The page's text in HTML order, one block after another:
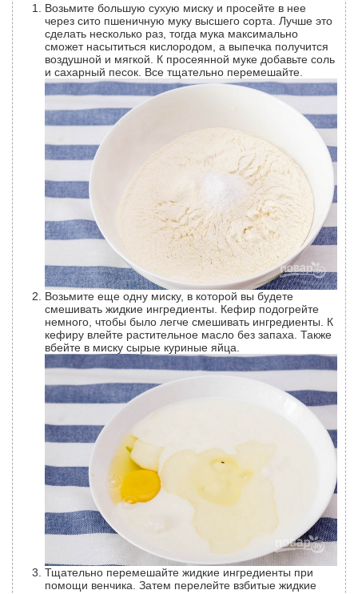
Возьмите большую сухую миску и просейте в нее
через сито пшеничную муку высшего сорта. Лучше это
сделать несколько раз, тогда мука максимально
сможет насытиться кислородом, а выпечка получится
воздушной и мягкой. К просеянной муке добавьте соль
и сахарный песок. Все тщательно перемешайте.
Возьмите еще одну миску, в которой вы будете
смешивать жидкие ингредиенты. Кефир подогрейте
немного, чтобы было легче смешивать ингредиенты. К
кефиру влейте растительное масло без запаха. Также
вбейте в миску сырые куриные яйца.
Тщательно перемешайте жидкие ингредиенты при
помощи венчика. Затем перелейте взбитые жидкие